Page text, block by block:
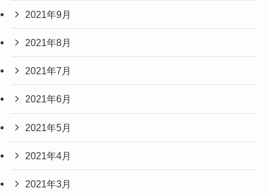
2021年9月
2021年8月
2021年7月
2021年6月
2021年5月
2021年4月
2021年3月